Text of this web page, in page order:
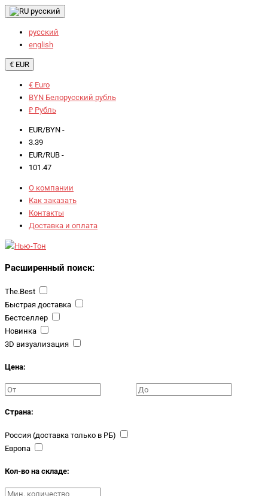
русский
русский
english
€ EUR
€ Euro
BYN Белорусский рубль
₽ Рубль
EUR/BYN -
3.39
EUR/RUB -
101.47
О компании
Как заказать
Контакты
Доставка и оплата
Расширенный поиск:
The.Best
Быстрая доставка
Бестселлер
Новинка
3D визуализация
Цена:
Страна:
Россия (доставка только в РБ)
Европа
Кол-во на складе: